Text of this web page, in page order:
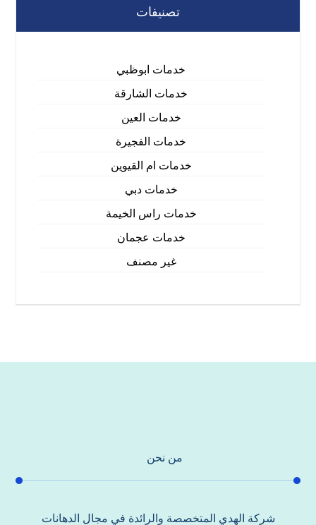
تصنيفات
خدمات ابوظبي
خدمات الشارقة
خدمات العين
خدمات الفجيرة
خدمات ام القيوين
خدمات دبي
خدمات راس الخيمة
خدمات عجمان
غير مصنف
من نحن
شركة الهدي المتخصصة والرائدة في مجال الدهانات